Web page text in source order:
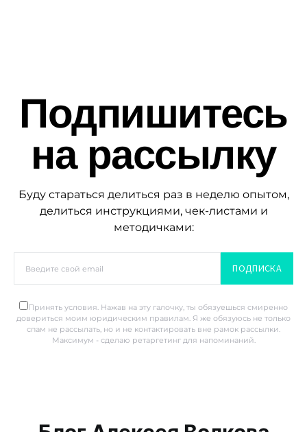
Подпишитесь
на рассылку
Буду стараться делиться раз в неделю опытом,
делиться инструкциями, чек-листами и
методичками:
ПОДПИСКА
Принять условия. Нажав на эту галочку, ты обязуешься смиренно
довериться моим юридическим правилам. Я же обязуюсь не только
спам не рассылать, но и не контактировать вне рамок рассылки.
Максимум - сделаю ретаргетинг для напоминаний.